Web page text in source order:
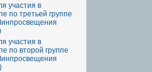
участия в
по третьей группе
участия в
по второй группе